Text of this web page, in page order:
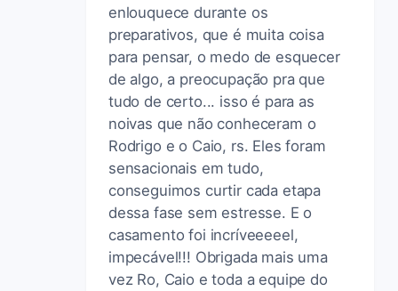
enlouquece durante os
preparativos, que é muita coisa
para pensar, o medo de esquecer
de algo, a preocupação pra que
tudo de certo... isso é para as
noivas que não conheceram o
Rodrigo e o Caio, rs. Eles foram
sensacionais em tudo,
conseguimos curtir cada etapa
dessa fase sem estresse. E o
casamento foi incríveeeeel,
impecável!!! Obrigada mais uma
vez Ro, Caio e toda a equipe do